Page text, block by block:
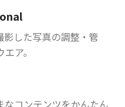
した写真の調整・管
ア。
コンテンツをかんたん